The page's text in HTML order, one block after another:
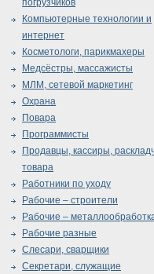
погрузчиков
Компьютерные технологии и
интернет
Косметологи, парикмахеры
Медсёстры, массажисты
МЛМ, сетевой маркетинг
Охрана
Повара
Программисты
Продавцы, кассиры,
товара
Работники по уходу
Рабочие – строители
Рабочие –
Рабочие разные
Слесари, сварщики
Секретари, служащие